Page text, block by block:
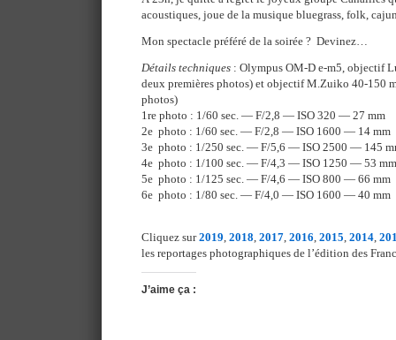
acoustiques, joue de la musique bluegrass, folk,
Mon spectacle préféré de la soirée ? Devinez…
Détails techniques : Olympus OM-D e-m5, objectif
deux premières photos) et objectif M.Zuiko 40-150
photos)
1re photo : 1/60 sec. — F/2,8 — ISO 320 — 27 mm
2e photo : 1/60 sec. — F/2,8 — ISO 1600 — 14 mm
3e photo : 1/250 sec. — F/5,6 — ISO 2500 — 145
4e photo : 1/100 sec. — F/4,3 — ISO 1250 — 53 mm
5e photo : 1/125 sec. — F/4,6 — ISO 800 — 66 mm
6e photo : 1/80 sec. — F/4,0 — ISO 1600 — 40 mm
Cliquez sur2019 2018 2017 2016 2015 2014
les reportages photographiques de l’édition des
J’aime ça :